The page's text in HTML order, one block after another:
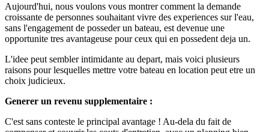
Aujourd'hui, nous voulons vous montrer comment la demande
croissante de personnes souhaitant vivre des experiences sur l'eau,
sans l'engagement de posseder un bateau, est devenue une
opportunite tres avantageuse pour ceux qui en possedent deja un.
L'idee peut sembler intimidante au depart, mais voici plusieurs
raisons pour lesquelles mettre votre bateau en location peut etre un
choix judicieux.
Generer un revenu supplementaire :
C'est sans conteste le principal avantage ! Au-dela du fait de